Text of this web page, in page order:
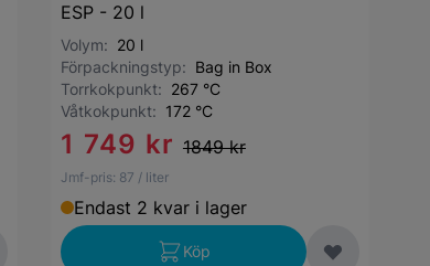
ESP - 20 l
Volym: 20 l
Förpackningstyp: Bag in Box
Torrkokpunkt: 267 °C
Våtkokpunkt: 172 °C
1 749 kr 1849 kr
Jmf-pris: 87 / liter
Endast 2 kvar i lager
Köp